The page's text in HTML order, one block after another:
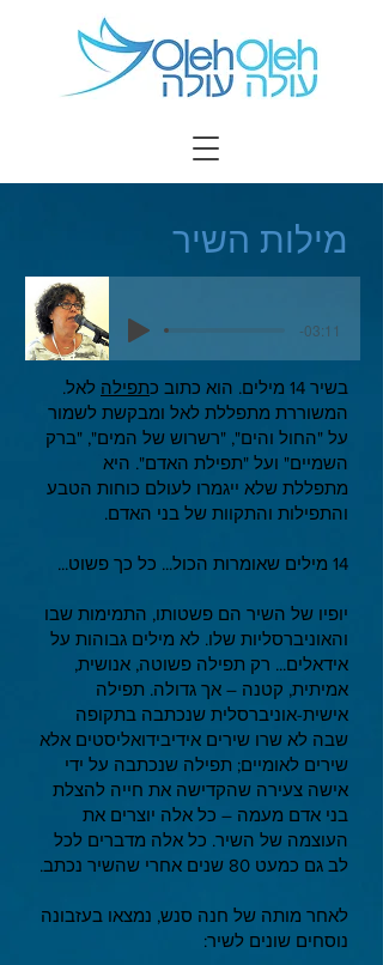
מילות השיר
בשיר 14 מילים. הוא כתוב כ תפילה לאל.
המשוררת מתפללת לאל ומבקשת לשמור
על "החול והים", "רשרוש של המים", "ברק
השמיים" ועל "תפילת האדם". היא
מתפללת שלא ייגמרו לעולם כוחות הטבע
והתפילות והתקוות של בני האדם.
14 מילים שאומרות הכול... כל כך פשוט...
יופיו של השיר הם פשטותו, התמימות שבו
והאוניברסליות שלו. לא מילים גבוהות על
אידאלים... רק תפילה פשוטה, אנושית,
אמיתית, קטנה – אך גדולה. תפילה
אישית-אוניברסלית שנכתבה בתקופה
שבה לא שרו שירים אידיבידואליסטים אלא
שירים לאומיים; תפילה שנכתבה על ידי
אישה צעירה שהקדישה את חייה להצלת
בני אדם מעמה – כל אלה יוצרים את
העוצמה של השיר. כל אלה מדברים לכל
לב גם כמעט 80 שנים אחרי שהשיר נכתב.
לאחר מותה של חנה סנש, נמצאו בעזבונה
נוסחים שונים לשיר:
-03:11